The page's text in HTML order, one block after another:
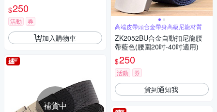
$250
活動 券
加入購物車
補貨中
高端皮帶頭合金帶身高級尼龍材質
ZK2052BU合金自動扣尼龍腰
帶藍色(腰圍20吋-40吋適用)
$250
活動 券
貨到通知我